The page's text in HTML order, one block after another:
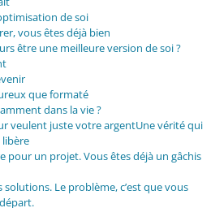
de soi
vous êtes déjà bien
être une meilleure version de soi ?
que formaté
dans la vie ?
veulent juste votre argentUne vérité qui
libère
pour un projet. Vous êtes déjà un gâchis
Le problème, c’est que vous